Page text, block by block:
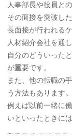
人事部長や役員と
その面接を突破し
長面接が行われる
人材紹介会社を通
自分のどういった
が重要です。
また、他の転職の
う方法もあります。
例えば以前一緒に
いといったときに